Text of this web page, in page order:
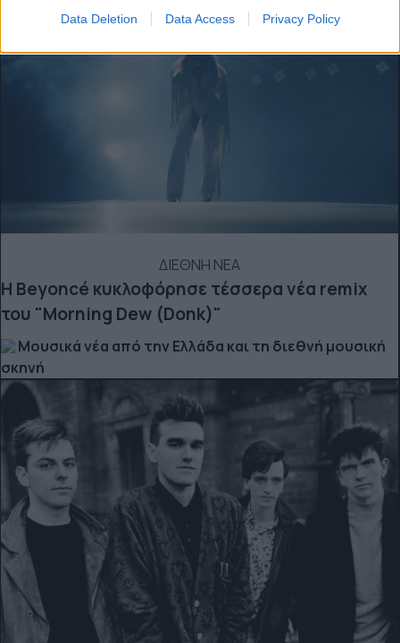
Data Deletion Data Access Privacy Policy
ΔΙΕΘΝΗ ΝΕΑ
Η Beyoncé κυκλοφόρησε τέσσερα νέα remix
του "Morning Dew (Donk)"
Μουσικά νέα από την Ελλάδα και τη διεθνή μουσική
σκηνή